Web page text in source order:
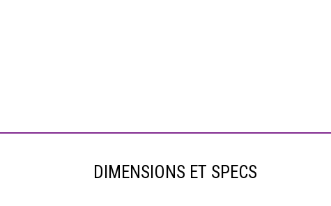
DIMENSIONS ET SPECS